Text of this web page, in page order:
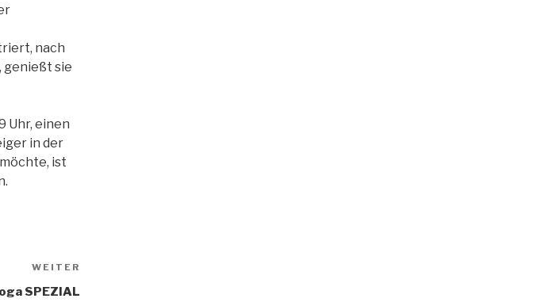
nach
genießt sie
Uhr, einen
in der
ist
WEITER
SPEZIAL